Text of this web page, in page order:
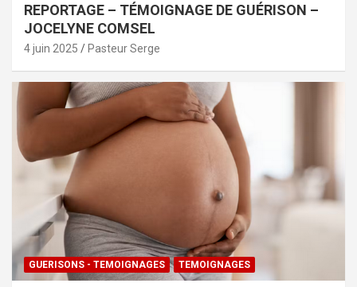
REPORTAGE – TÉMOIGNAGE DE GUÉRISON –
JOCELYNE COMSEL
4 juin 2025 Pasteur Serge
GUERISONS - TEMOIGNAGES TEMOIGNAGES